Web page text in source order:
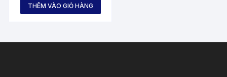
hạng
5 sao
THÊM VÀO GIỎ HÀNG